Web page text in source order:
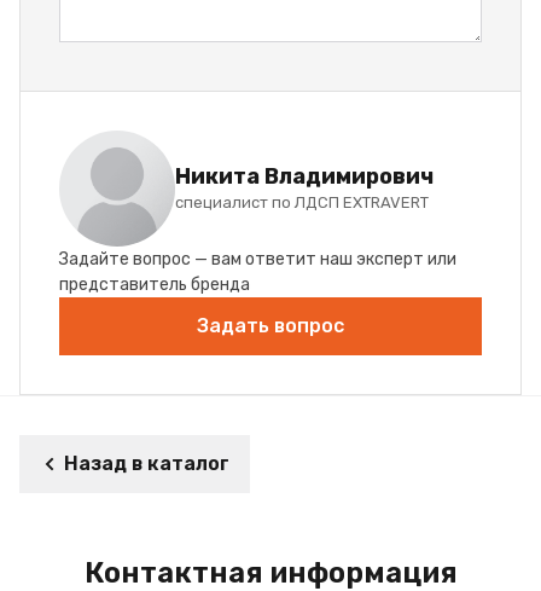
Никита Владимирович
специалист по ЛДСП EXTRAVERT
Задайте вопрос — вам ответит наш эксперт или
представитель бренда
Задать вопрос
Назад в каталог
Контактная информация